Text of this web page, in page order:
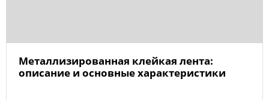
Металлизированная клейкая лента:
описание и основные характеристики